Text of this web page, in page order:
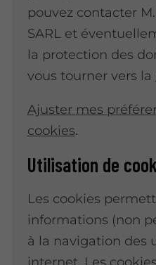
pouvez contacter
SARL et
la protection des
vous tourner vers la
Ajuster mes
cookies.
Utilisation de
Les cookies
informations (non
à la navigation des
internet. Les